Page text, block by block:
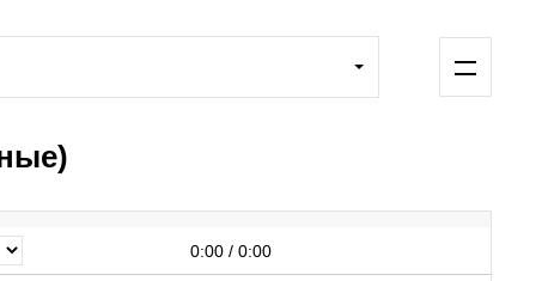
0:00 / 0:00